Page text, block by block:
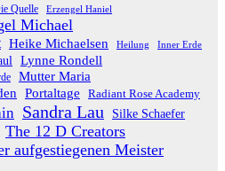
Quelle Erzengel Haniel
Michael
Heike Michaelsen Heilung Inner Erde
Lynne Rondell
Mutter Maria
Portaltage Radiant Rose Academy
Sandra Lau Silke Schaefer
The 12 D Creators
aufgestiegenen Meister